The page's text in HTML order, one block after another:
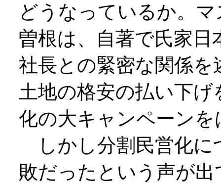
どうなっているか。
曽根は、自著で氏家
社長との緊密な関係
土地の格安の払い下
化の大キャンペーン
しかし分割民営化に
敗だったという声が